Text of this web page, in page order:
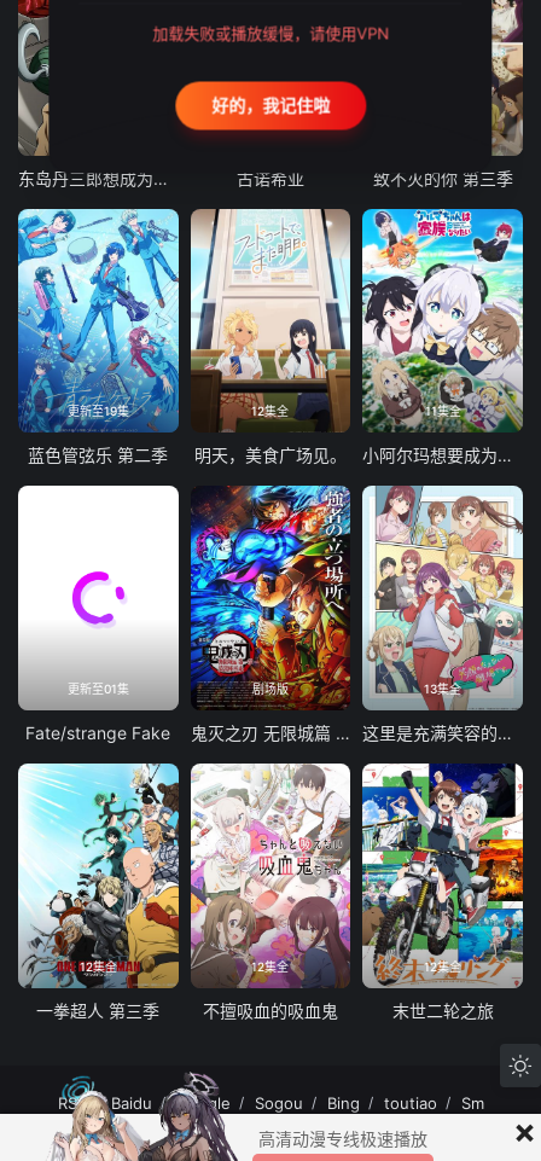
东岛丹三郎想成为假面骑士
更新至21集
古诺希亚 致不灭的你 第三季
更新至19集
蓝色管弦乐 第二季
12集全
明天，美食广场见。
11集全
小阿尔玛想要成为家人
更新至01集
Fate/strange Fake
剧场版
鬼灭之刃 无限城篇 第一章 猗窝座再袭
13集全
这里是充满笑容的职场。
12集全
一拳超人 第三季
12集全
不擅吸血的吸血鬼
12集全
末世二轮之旅
RSS Baidu Google Sogou Bing toutiao Sm
MuteFun动漫网站-无声乐趣-(゜-゜)つロ 干杯~MuteFun动漫网站所有内容均来
自互联网分享站点所提供的公开引用资源，未提供资源上传、存储服务。
×
高清动漫专线极速播放
加载失败或播放缓慢，请使用VPN
好的，我记住啦